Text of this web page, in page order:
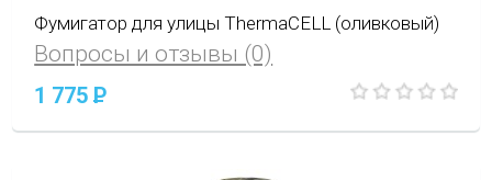
Фумигатор для улицы ThermaCELL (оливковый)
Вопросы и отзывы (0)
1 775P